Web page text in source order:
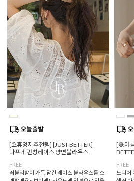
[⛱️휴양지추천템] [JUST BETTER]
다프네 펀칭레이스 양면블라우스
FREE
러블리함이 가득 담긴 레이스 블라우스를 소
[🧶여
FREE
드디어